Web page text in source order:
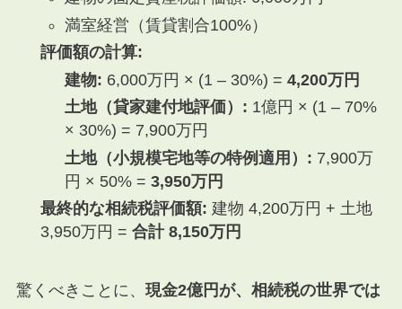
満室経営（賃貸割合100%）
評価額の計算:
建物: 6,000万円 × (1 – 30%) = 4,200万円
土地（貸家建付地評価）: 1億円 × (1 – 70%
× 30%) = 7,900万円
土地（小規模宅地等の特例適用）: 7,900万
円 × 50% = 3,950万円
最終的な相続税評価額: 建物 4,200万円 + 土地
3,950万円 = 合計 8,150万円
驚くべきことに、 現金2億円が、相続税の世界では